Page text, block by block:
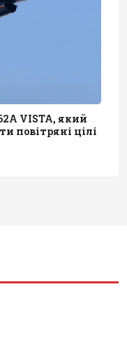
VISTA, який
повітряні цілі